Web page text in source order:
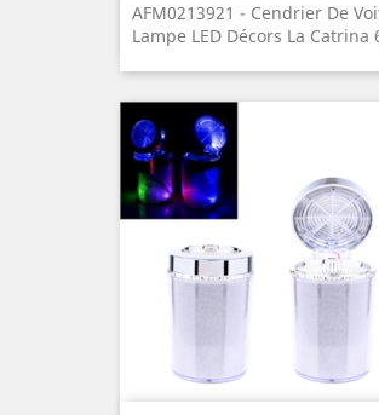
AFM0213921 - Cendrier De
Lampe LED Décors La Catrina